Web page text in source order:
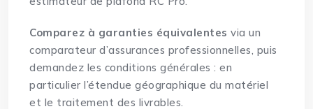
Comparez à garanties équivalentes via un
comparateur d’assurances professionnelles, puis
demandez les conditions générales : en
particulier l’étendue géographique du matériel
et le traitement des livrables.